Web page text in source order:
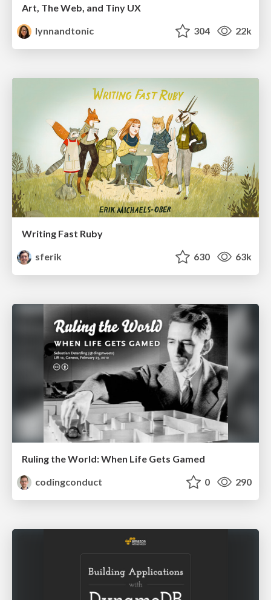
Art, The Web, and Tiny UX
lynnandtonic
304 22k
Writing Fast Ruby
sferik
630 63k
Ruling the World: When Life Gets Gamed
codingconduct
0 290